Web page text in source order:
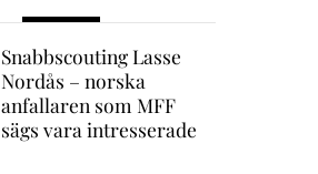
Snabbscouting Lasse
Nordås – norska
anfallaren som MFF
sägs vara intresserade